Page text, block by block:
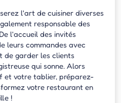
l'art de cuisiner diverses
responsable des
l'accueil des invités
leurs commandes avec
de garder les clients
qui sonne. Alors
et votre tablier, préparez-
votre restaurant en
!